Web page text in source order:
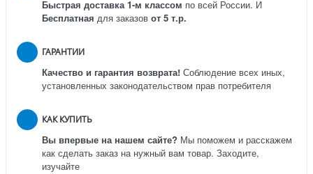
Быстрая доставка 1-м классом по всей России. И
Бесплатная для заказов от 5 т.р.
ГАРАНТИИ
Качество и гарантия возврата! Соблюдение всех иных,
установленных законодательством прав потребителя
КАК КУПИТЬ
Вы впервые на нашем сайте? Мы поможем и расскажем
как сделать заказ на нужный вам товар. Заходите,
изучайте